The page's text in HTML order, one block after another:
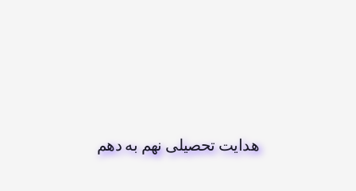
هدایت تحصیلی نهم به دهم